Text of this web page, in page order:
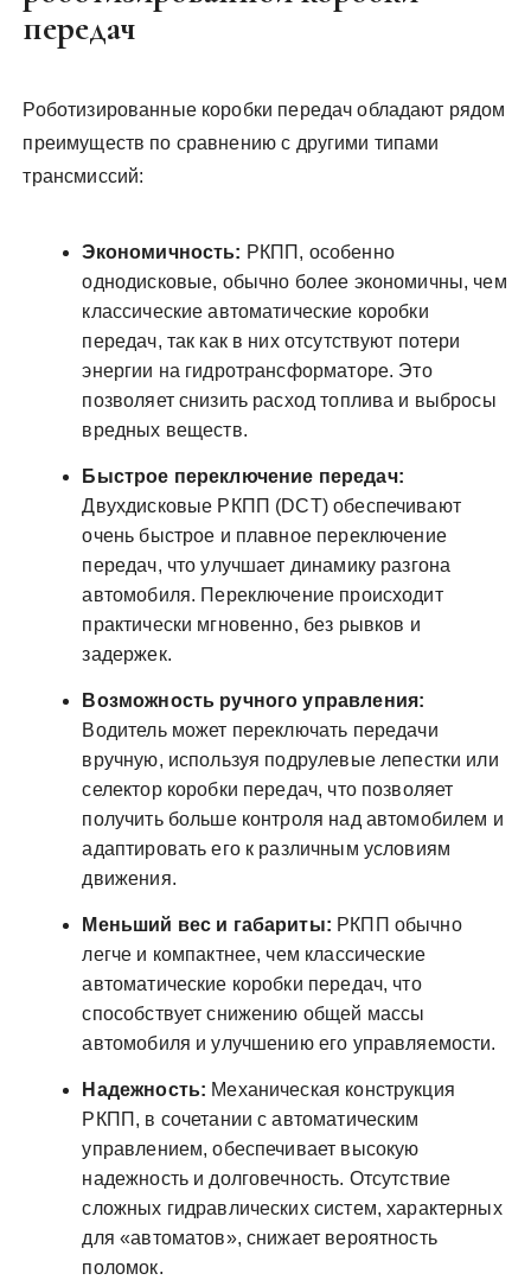
передач
Роботизированные коробки передач обладают рядом
преимуществ по сравнению с другими типами
трансмиссий:
Экономичность: РКПП, особенно
однодисковые, обычно более экономичны, чем
классические автоматические коробки
передач, так как в них отсутствуют потери
энергии на гидротрансформаторе. Это
позволяет снизить расход топлива и выбросы
вредных веществ.
Быстрое переключение передач:
Двухдисковые РКПП (DCT) обеспечивают
очень быстрое и плавное переключение
передач, что улучшает динамику разгона
автомобиля. Переключение происходит
практически мгновенно, без рывков и
задержек.
Возможность ручного управления:
Водитель может переключать передачи
вручную, используя подрулевые лепестки или
селектор коробки передач, что позволяет
получить больше контроля над автомобилем и
адаптировать его к различным условиям
движения.
Меньший вес и габариты: РКПП обычно
легче и компактнее, чем классические
автоматические коробки передач, что
способствует снижению общей массы
автомобиля и улучшению его управляемости.
Надежность: Механическая конструкция
РКПП, в сочетании с автоматическим
управлением, обеспечивает высокую
надежность и долговечность. Отсутствие
сложных гидравлических систем, характерных
для «автоматов», снижает вероятность
поломок.